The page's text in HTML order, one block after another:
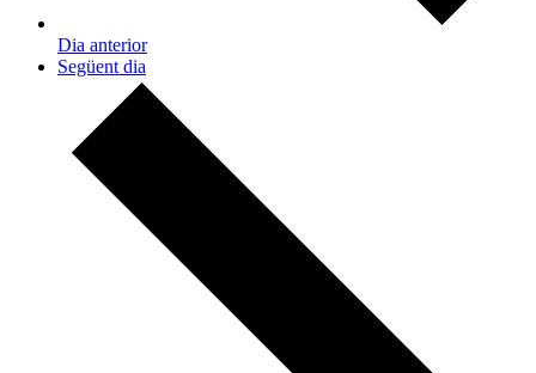
Dia anterior
Següent dia